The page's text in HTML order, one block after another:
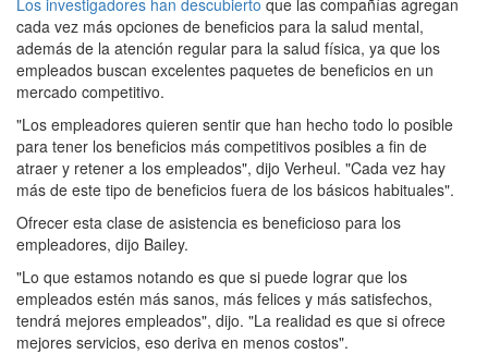
cada vez más opciones de beneficios para la salud mental,
además de la atención regular para la salud física, ya que los
empleados buscan excelentes paquetes de beneficios en un
mercado competitivo.
"Los empleadores quieren sentir que han hecho todo lo posible
para tener los beneficios más competitivos posibles a fin de
atraer y retener a los empleados", dijo Verheul. "Cada vez hay
más de este tipo de beneficios fuera de los básicos habituales".
Ofrecer esta clase de asistencia es beneficioso para los
empleadores, dijo Bailey.
"Lo que estamos notando es que si puede lograr que los
empleados estén más sanos, más felices y más satisfechos,
tendrá mejores empleados", dijo. "La realidad es que si ofrece
mejores servicios, eso deriva en menos costos".